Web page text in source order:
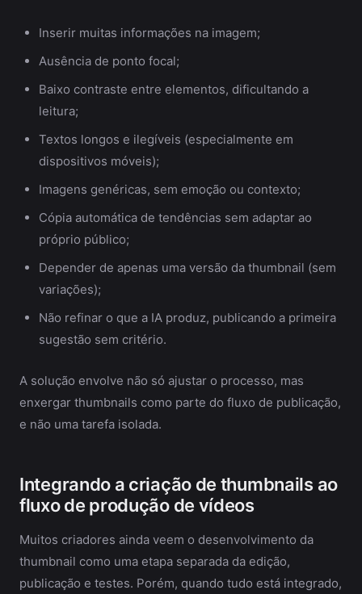
Inserir muitas informações na imagem;
Ausência de ponto focal;
Baixo contraste entre elementos, dificultando a
leitura;
Textos longos e ilegíveis (especialmente em
dispositivos móveis);
Imagens genéricas, sem emoção ou contexto;
Cópia automática de tendências sem adaptar ao
próprio público;
Depender de apenas uma versão da thumbnail (sem
variações);
Não refinar o que a IA produz, publicando a primeira
sugestão sem critério.
A solução envolve não só ajustar o processo, mas
enxergar thumbnails como parte do fluxo de publicação,
e não uma tarefa isolada.
Integrando a criação de thumbnails ao
fluxo de produção de vídeos
Muitos criadores ainda veem o desenvolvimento da
thumbnail como uma etapa separada da edição,
publicação e testes. Porém, quando tudo está integrado,